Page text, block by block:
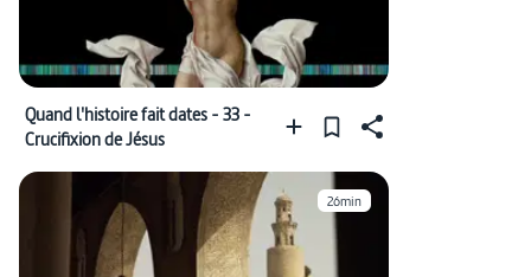
Quand l'histoire fait dates - 33 -
Crucifixion de Jésus
26min